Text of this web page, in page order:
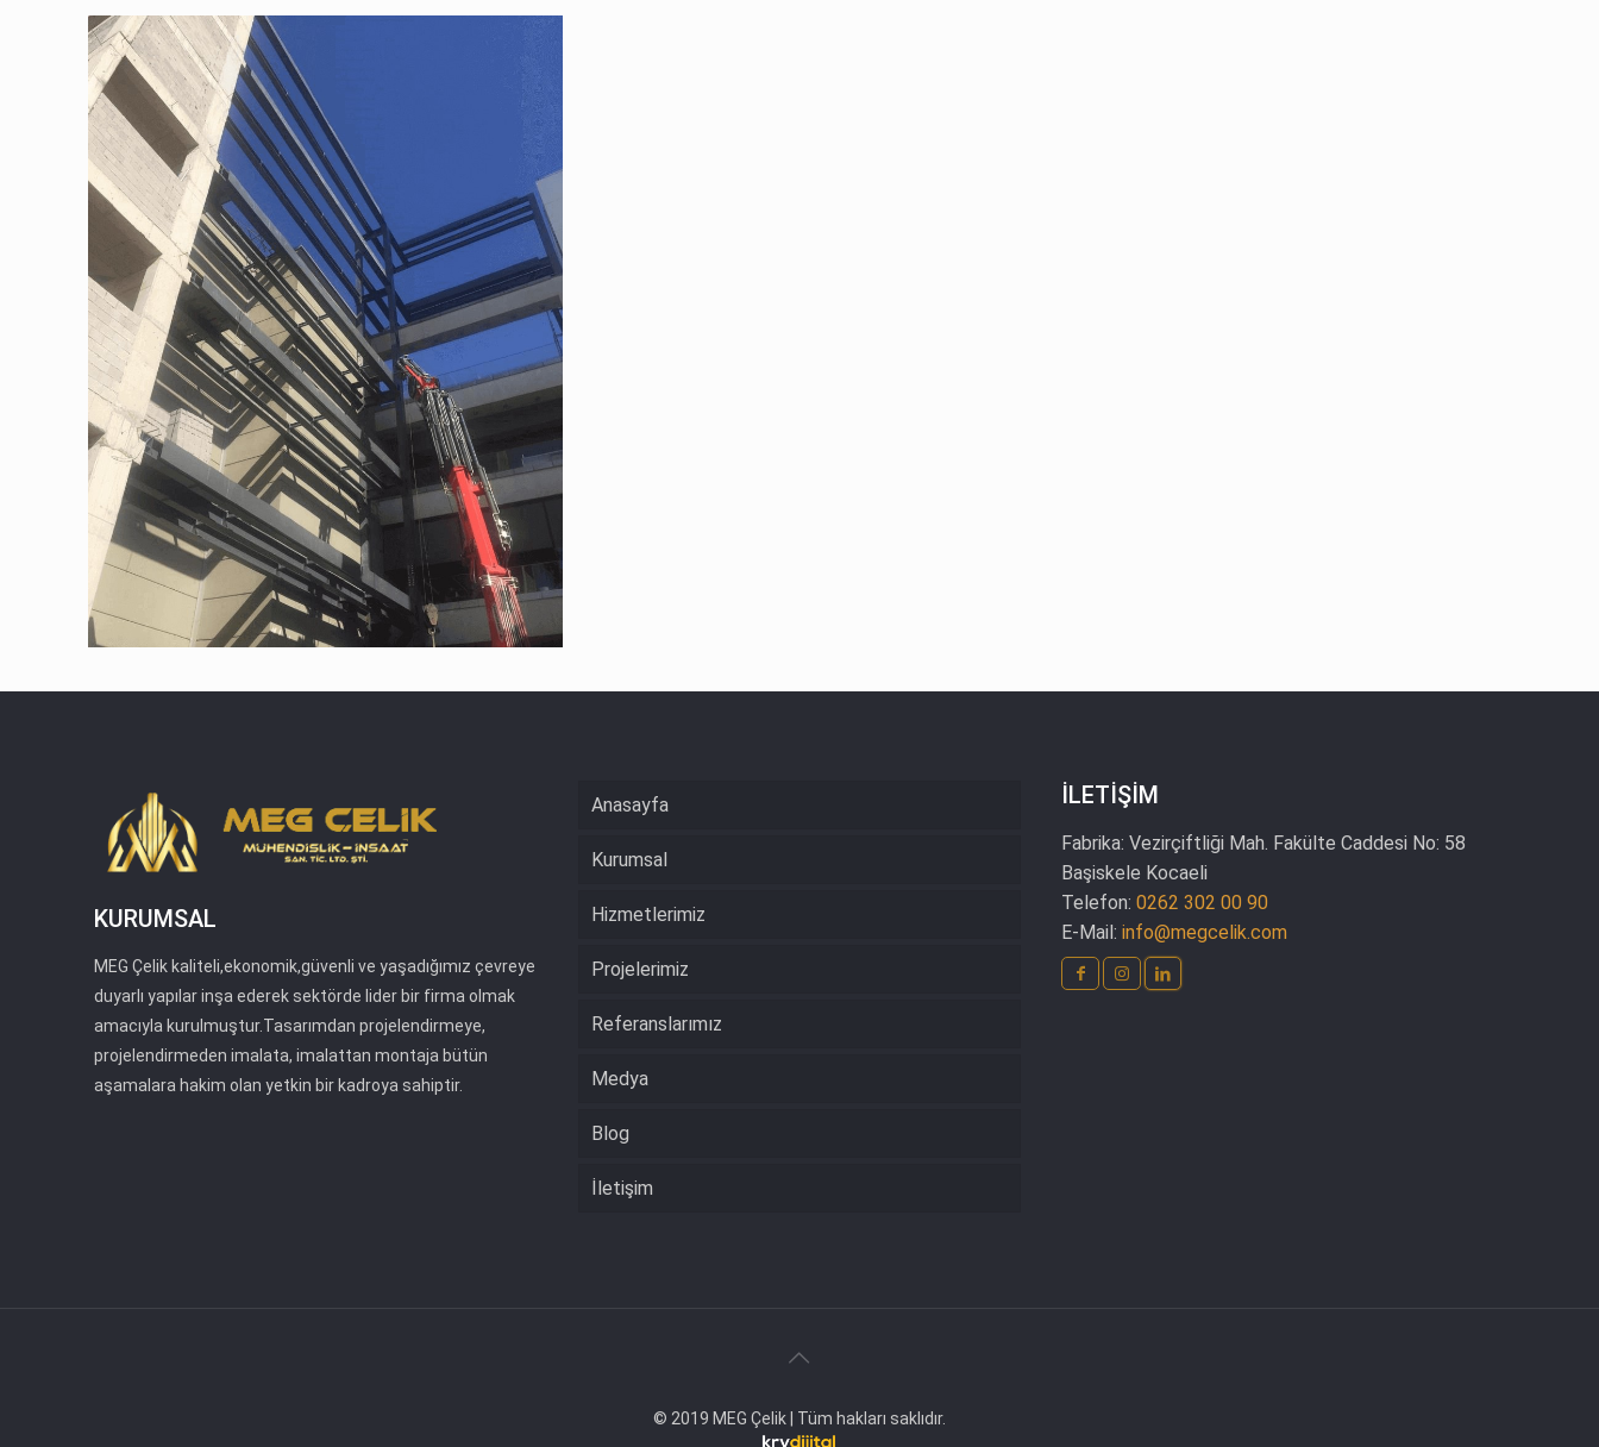
KURUMSAL
MEG Çelik kaliteli,ekonomik,güvenli ve yaşadığımız çevreye
duyarlı yapılar inşa ederek sektörde lider bir firma olmak
amacıyla kurulmuştur.Tasarımdan projelendirmeye,
projelendirmeden imalata, imalattan montaja bütün
aşamalara hakim olan yetkin bir kadroya sahiptir.
Anasayfa
Kurumsal
Hizmetlerimiz
Projelerimiz
Referanslarımız
Medya
Blog
İletişim
İLETİŞİM
Fabrika: Vezirçiftliği Mah. Fakülte Caddesi No: 58
Başiskele Kocaeli
Telefon: 0262 302 00 90
E-Mail: info@megcelik.com
© 2019 MEG Çelik | Tüm hakları saklıdır.